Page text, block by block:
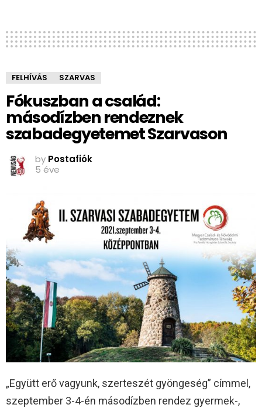
FELHÍVÁS SZARVAS
Fókuszban a család:
másodízben rendeznek
szabadegyetemet Szarvason
by Postafiók
5 éve
„Együtt erő vagyunk, szerteszét gyöngeség” címmel,
szeptember 3-4-én másodízben rendez gyermek-,